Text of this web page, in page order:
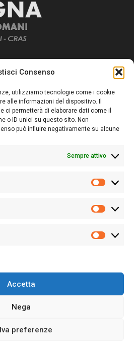
Consenso
utilizziamo tecnologie come i cookie
alle informazioni del dispositivo. Il
ci permetterà di elaborare dati come il
o ID unici su questo sito. Non
può influire negativamente su alcune
Sempre attivo
Accetta
Nega
preferenze
nasce per informare “liberamente” i
con un occhio rivolto al
al nostro futuro
09013 Carbonia
Domani- Tutti i diritti sono riservati -